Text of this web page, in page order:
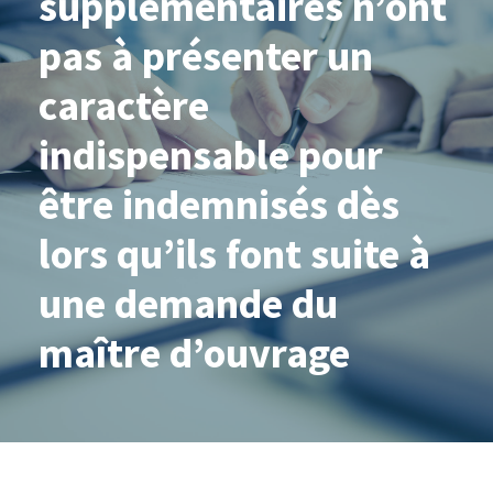
pas à présenter un
caractère
indispensable pour
être indemnisés dès
lors qu’ils font suite à
une demande du
maître d’ouvrage